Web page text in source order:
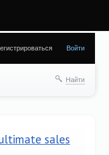
Войти
Найти
sales